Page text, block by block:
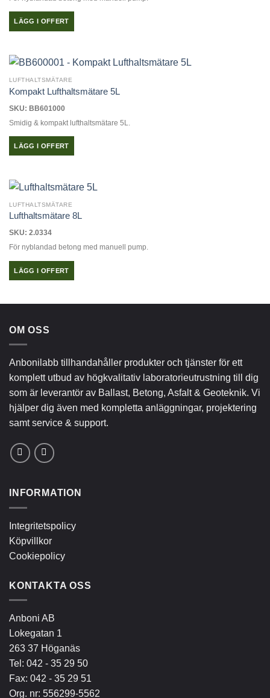
LÄGG I OFFERT
LUFTHALTSMÄTARE
Kompakt Lufthaltsmätare 5L
SKU: BB601000
Smidig & kompakt lufthaltsmätare 5L.
LÄGG I OFFERT
LUFTHALTSMÄTARE
Lufthaltsmätare 8L
SKU: 2.0334
För nyblandad betong med manuell pump.
LÄGG I OFFERT
OM OSS
Anbonilabb tillhandahåller produkter och tjänster för ett
komplett utbud av högkvalitativ laboratorieutrustning till dig
som är leverantör av Ballast, Betong, Asfalt & Geoteknik. Vi
hjälper dig även med kompletta anläggningar, projektering
samt service & support.
INFORMATION
Integritetspolicy
Köpvillkor
Cookiepolicy
KONTAKTA OSS
Anboni AB
Lokegatan 1
263 37 Höganäs
Tel: 042 - 35 29 50
Fax: 042 - 35 29 51
Org. nr: 556299-5562